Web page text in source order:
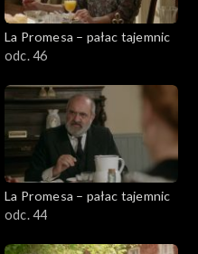
La Promesa – pałac tajemnic
odc. 46
La Promesa – pałac tajemnic
odc. 44